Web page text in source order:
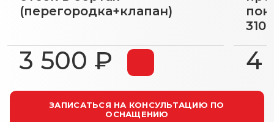
(перегородка+клапан)
3 500 ₽ 4
ЗАПИСАТЬСЯ НА КОНСУЛЬТАЦИЮ ПО
ОСНАЩЕНИЮ